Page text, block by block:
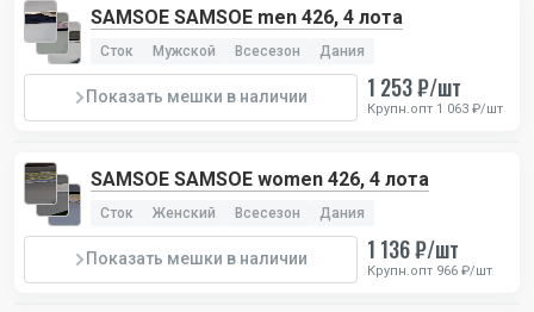
SAMSOE SAMSOE men 426, 4 лота
Сток Мужской Всесезон Дания
Показать мешки в наличии 1 253 ₽/шт
Крупн.опт 1 063 ₽/шт
SAMSOE SAMSOE women 426, 4 лота
Сток Женский Всесезон Дания
Показать мешки в наличии 1 136 ₽/шт
Крупн.опт 966 ₽/шт